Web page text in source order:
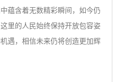
蕴含着无数精彩瞬间，如今仍
里的人民始终保持开放包容姿
遇，相信未来仍将创造更加辉